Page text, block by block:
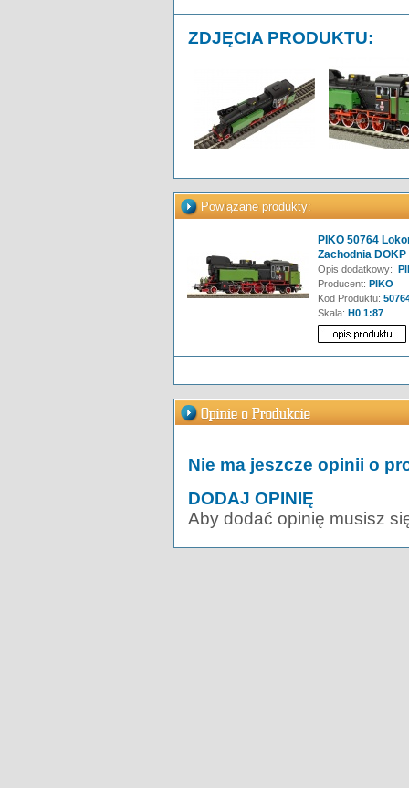
ZDJĘCIA PRODUKTU:
Powiązane produkty:
PIKO 50764
Zachodnia DOKP
Opis dodatkowy:
Producent: PIKO
Kod Produktu:
Skala: H0 1:87
Nie ma jeszcze opinii o
DODAJ OPINIĘ
Aby dodać opinię musisz